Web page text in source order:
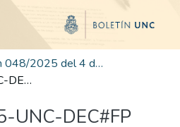
Edición 048/2025 del 4 de septiembre de 2025
RD-2025-1365-UNC-DEC#FP
UNC-DEC#FP